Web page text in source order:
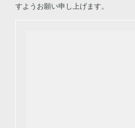
すようお願い申し上げます。